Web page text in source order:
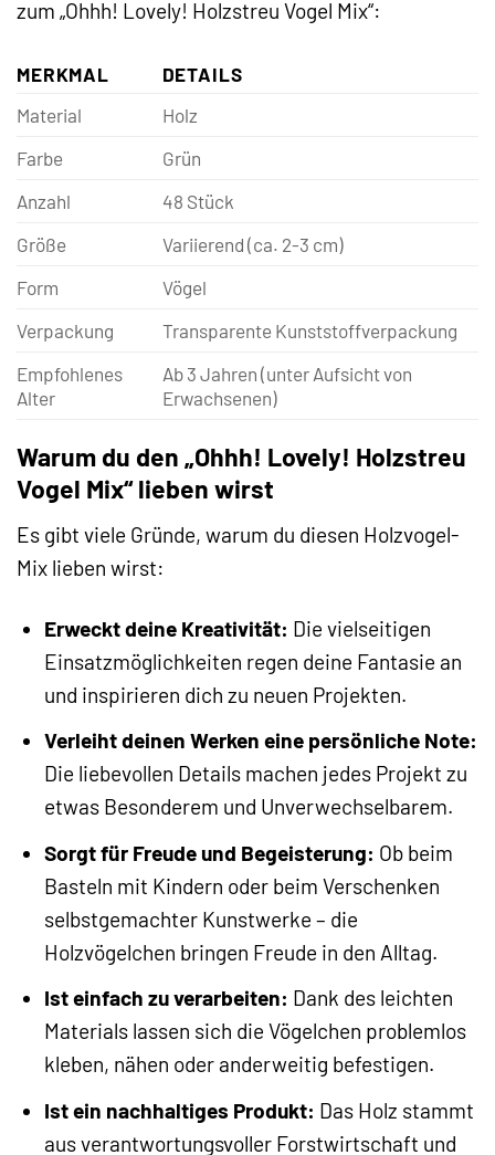
zum „Ohhh! Lovely! Holzstreu Vogel Mix“:
MERKMAL
DETAILS
Material
Holz
Farbe
Grün
Anzahl
48 Stück
Größe
Variierend (ca. 2-3 cm)
Form
Vögel
Verpackung
Transparente Kunststoffverpackung
Empfohlenes
Alter
Ab 3 Jahren (unter Aufsicht von
Erwachsenen)
Warum du den „Ohhh! Lovely! Holzstreu
Vogel Mix“ lieben wirst
Es gibt viele Gründe, warum du diesen Holzvogel-
Mix lieben wirst:
Erweckt deine Kreativität: Die vielseitigen
Einsatzmöglichkeiten regen deine Fantasie an
und inspirieren dich zu neuen Projekten.
Verleiht deinen Werken eine persönliche Note:
Die liebevollen Details machen jedes Projekt zu
etwas Besonderem und Unverwechselbarem.
Sorgt für Freude und Begeisterung: Ob beim
Basteln mit Kindern oder beim Verschenken
selbstgemachter Kunstwerke – die
Holzvögelchen bringen Freude in den Alltag.
Ist einfach zu verarbeiten: Dank des leichten
Materials lassen sich die Vögelchen problemlos
kleben, nähen oder anderweitig befestigen.
Ist ein nachhaltiges Produkt: Das Holz stammt
aus verantwortungsvoller Forstwirtschaft und